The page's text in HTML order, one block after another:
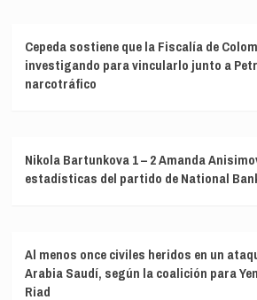
Cepeda sostiene que la Fiscalía de
investigando para vincularlo junto a
narcotráfico
Nikola Bartunkova 1 – 2 Amanda
estadísticas del partido de National
Al menos once civiles heridos en un
Arabia Saudí, según la coalición para
Riad